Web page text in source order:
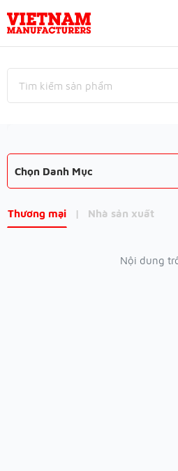
Chọn Danh Mục
Thương mại | Nhà sản xuất
Nội dung